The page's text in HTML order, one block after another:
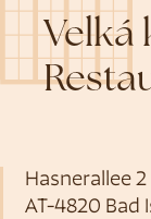
Velká
Hasnerallee 2
AT-4820 Bad